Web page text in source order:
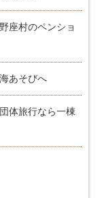
座村のペンショ
あそびへ
体旅行なら一棟